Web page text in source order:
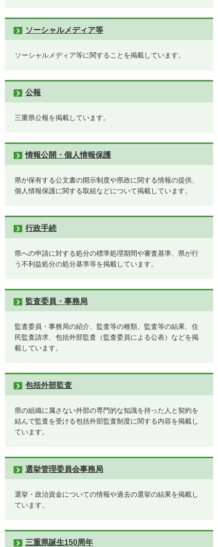
ソーシャルメディア等
ソーシャルメディア等に関することを掲載しています。
公報
三重県公報を掲載しています。
情報公開・個人情報保護
県が保有する公文書の開示制度や県政に関する情報の提供、
個人情報保護に関する取組などについて掲載しています。
行政手続
県への申請に対する処分の標準処理期間や審査基準、県が行
う不利益処分の処分基準等を掲載しています。
監査委員・事務局
監査委員・事務局の紹介、監査等の種類、監査等の結果、住
民監査請求、包括外部監査（監査委員による公表）などを掲
載しています。
包括外部監査
県の組織に属さない外部の専門的な知識を持った人と契約を
結んで監査を受ける包括外部監査制度に関する内容を掲載し
ています。
選挙管理委員会事務局
選挙・政治資金についての情報や過去の選挙の結果を掲載し
ています。
三重県誕生150周年